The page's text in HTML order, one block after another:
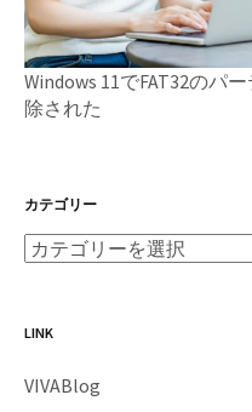
Windows 11でFAT32のパ
除された
カテゴリー
LINK
VIVABlog